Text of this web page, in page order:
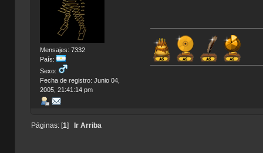
Mensajes: 7332
País:
Sexo:
Fecha de registro: Junio 04,
2005, 21:41:14 pm
Páginas: [ 1 Ir Arriba